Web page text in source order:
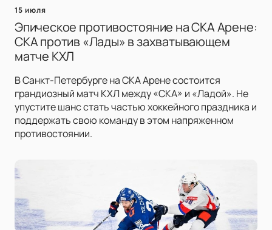
15 июля
Эпическое противостояние на СКА Арене:
СКА против «Лады» в захватывающем
матче КХЛ
В Санкт-Петербурге на СКА Арене состоится
грандиозный матч КХЛ между «СКА» и «Ладой». Не
упустите шанс стать частью хоккейного праздника и
поддержать свою команду в этом напряженном
противостоянии.